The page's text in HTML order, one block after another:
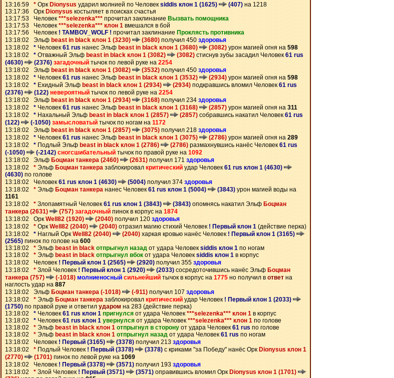
13:16:59 * Орк Dionysus ударил молнией по Человек siddis клон 1 (1625) (407) на 1218
13:17:36 Орк Dionysus костыляет в поисках счастья
13:17:53 Человек***selezenka*** прочитал заклинание Вызвать помощника
13:17:53 Человек***selezenka*** клон 1 вмешался в бой
13:17:56 Человек ! TAMBOV_WOLF ! прочитал заклинание Проклясть противника
13:18:02 Эльф beast in black клон 1 (3230) (3680) получил 450 здоровья
13:18:02 * Человек61 rus нанес Эльф beast in black клон 1 (3680) (3082) урон магией огня на 598
13:18:02 * Отважный Эльф beast in black клон 1 (3082) (3082) стиснув зубы засадил Человек61 rus
(4630)
(2376) загадочный тычок по левой руке на 2254
13:18:02 Эльф beast in black клон 1 (3082) (3532) получил 450 здоровья
13:18:02 * Человек61 rus нанес Эльф beast in black клон 1 (3532) (2934) урон магией огня на 598
13:18:02 * Ехидный Эльф beast in black клон 1 (2934) (2934) подкравшись вломил Человек61 rus
(2376)
(122) невероятный тычок по левой руке на 2254
13:18:02 Эльф beast in black клон 1 (2934) (3168) получил 234 здоровья
13:18:02 * Человек61 rus нанес Эльф beast in black клон 1 (3168) (2857) урон магией огня на 311
13:18:02 * Нахальный Эльф beast in black клон 1 (2857) (2857) собравшись накатил Человек61 rus
(122)
(-1050) замысловатый тычок по ногам на 1172
13:18:02 Эльф beast in black клон 1 (2857) (3075) получил 218 здоровья
13:18:02 * Человек61 rus нанес Эльф beast in black клон 1 (3075) (2786) урон магией огня на 289
13:18:02 * Подлый Эльф beast in black клон 1 (2786) (2786) размахнувшись нанёс Человек61 rus
(-1050)
(-2142) сногсшибательный тычок по правой руке на 1092
13:18:02 Эльф Боцман танкера (2460) (2631) получил 171 здоровья
13:18:02 * Эльф Боцман танкера заблокировал критический удар Человек61 rus клон 1 (4630)
(4630) по голове
13:18:02 Человек61 rus клон 1 (4630) (5004) получил 374 здоровья
13:18:02 * Эльф Боцман танкера нанес Человек61 rus клон 1 (5004) (3843) урон магией воды на
1161
13:18:02 * Злопамятный Человек 61 rus клон 1 (3843) (3843) опомнясь накатил Эльф Боцман
танкера (2631)
(757) загадочный пинок в корпус на 1874
13:18:02 Орк Well82 (1920) (2040) получил 120 здоровья
13:18:02 * ОркWell82 (2040) (2040) отразил магию стихий Человек ! Первый клон 1 (действие перка)
13:18:02 * Наглый ОркWell82 (2040) (2040) харкая кровью нанёс Человек ! Первый клон 1 (3165)
(2565) пинок по голове на 600
13:18:02 * Эльф beast in black отпрыгнул назад от удара Человек siddis клон 1 по ногам
13:18:02 * Эльф beast in black отпрыгнул вбок от удара Человекsiddis клон 1 в корпус
13:18:02 Человек ! Первый клон 1 (2565) (2920) получил 355 здоровья
13:18:02 * Злой Человек ! Первый клон 1 (2920) (2033) сосредоточившись нанёс Эльф Боцман
танкера (757)
(-1018) молниеносный сильнейший тычок в корпус на 1775 но получил в ответ на
наглость удар на 887
13:18:02 Эльф Боцман танкера (-1018) (-911) получил 107 здоровья
13:18:02 * Эльф Боцман танкера заблокировал критический удар Человек ! Первый клон 1 (2033)
(1750) по правой руке и ответил ударом на 283 (действие перка)
13:18:02 * Человек61 rus клон 1 пригнулся от удара Человек ***selezenka*** клон 1 в корпус
13:18:02 * Человек61 rus клон 1 увернулся от удара Человек ***selezenka*** клон 1 по голове
13:18:02 * Эльф beast in black клон 1 отпрыгнул в сторону от удара Человек61 rus по голове
13:18:02 * Эльф beast in black клон 1 отпрыгнул назад от удара Человек61 rus по ногам
13:18:02 Человек ! Первый (3165) (3378) получил 213 здоровья
13:18:02 * Подлый Человек ! Первый (3378) (3378) с криками "за Победу" нанёс Орк Dionysus клон 1
(2770)
(1701) пинок по левой руке на 1069
13:18:02 Человек ! Первый (3378) (3571) получил 193 здоровья
13:18:02 * Злой Человек ! Первый (3571) (3571) оправившись вломил Орк Dionysus клон 1 (1701)